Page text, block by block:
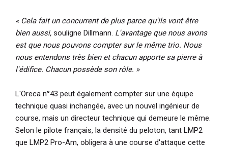
« Cela fait un concurrent de plus parce qu'ils vont être
bien aussi, souligne Dillmann. L'avantage que nous avons
est que nous pouvons compter sur le même trio. Nous
nous entendons très bien et chacun apporte sa pierre à
l'édifice. Chacun possède son rôle. »
L'Oreca n°43 peut également compter sur une équipe
technique quasi inchangée, avec un nouvel ingénieur de
course, mais un directeur technique qui demeure le même.
Selon le pilote français, la densité du peloton, tant LMP2
que LMP2 Pro-Am, obligera à une course d'attaque cette